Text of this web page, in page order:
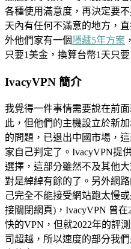
各種使用滿意度，再決定要
天內有任何不滿意的地方，
外他們家有一個 隱藏5年方案
只要1美金，換算台幣1天只
IvacyVPN 簡介
我覺得一件事情需要說在前
此，但他們的主機設立於新
的問題，已退出中國市場，
家自己判定了。IvacyVPN提
選擇，這部分雖然不及其他
對是綽綽有餘的了。另外網
己完全不能接受網站跑太慢
接關閉網頁)，IvacyVPN 曾在
快的VPN，但就2022年的評
司超越，所以速度的部分我